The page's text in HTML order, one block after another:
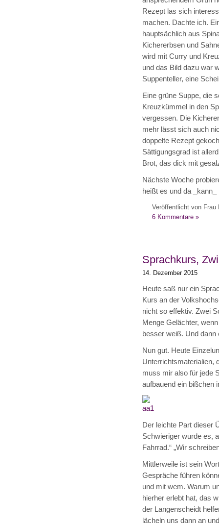
Rezept las sich
machen. Dachte ich.
hauptsächlich aus
Kichererbsen und
wird mit Curry und
und das Bild dazu war
Suppenteller, eine
Eine grüne Suppe, die
Kreuzkümmel in den
vergessen. Die
mehr lässt sich auch
doppelte Rezept
Sättigungsgrad ist
Brot, das dick mit
Nächste Woche
heißt es und da
Veröffentlicht von Frau
6 Kommentare »
Sprachkurs,
14. Dezember 2015
Heute saß nur ein
Kurs an der
nicht so effektiv. Zwei
Menge Gelächter,
besser weiß. Und
Nun gut. Heute
Unterrichtsmaterialien,
muss mir also für jede
aufbauend ein bißchen
Der leichte Part dieser
Schwieriger wurde es,
Fahrrad.“ „Wir
Mittlerweile ist sein
Gespräche führen
und mit wem. Warum
hierher erlebt hat, das
der Langenscheidt
lächeln uns dann an